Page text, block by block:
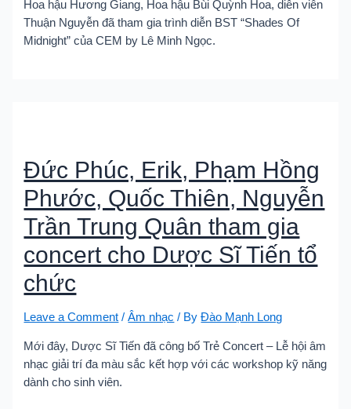
Hoa hậu Hương Giang, Hoa hậu Bùi Quỳnh Hoa, diễn viên
Thuận Nguyễn đã tham gia trình diễn BST “Shades Of
Midnight” của CEM by Lê Minh Ngọc.
Đức Phúc, Erik, Phạm Hồng
Phước, Quốc Thiên, Nguyễn
Trần Trung Quân tham gia
concert cho Dược Sĩ Tiến tổ
chức
Leave a Comment /Âm nhạc / ByĐào Mạnh Long
Mới đây, Dược Sĩ Tiến đã công bố Trẻ Concert – Lễ hội âm
nhạc giải trí đa màu sắc kết hợp với các workshop kỹ năng
dành cho sinh viên.